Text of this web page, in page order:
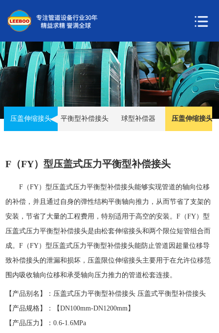
压盖伸缩接头 平衡型补偿接头 球型补偿器 压盖伸缩接头
F（FY）型压盖式压力平衡型补偿接头
F（FY）型压盖式压力平衡型补偿接头能够实现管道的轴向位移
的补偿，并且通过自身的弹性结构平衡轴向推力，从而节省了支架的
安装，节省了大量的工程费用，特别适用于高空的安装。F（FY）型
压盖式压力平衡型补偿接头是由松套伸缩接头和两个限位短管组合而
成。F（FY）型压盖式压力平衡型补偿接头能防止管道因超量位移导
致补偿接头的泄漏和损坏，压盖限位伸缩接头主要用于在允许位移范
围内吸收轴向位移和承受轴向压力推力的管道松套连接。
【产品别名】： 压盖式压力平衡型补偿接头 压盖式平衡型补偿接头
【产品规格】：
【DN100mm-DN1200mm】
【产品压力】：0.6-1.6MPa